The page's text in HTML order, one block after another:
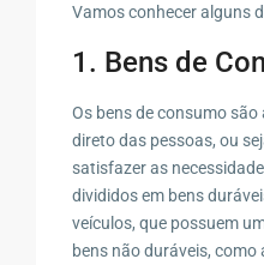
Vamos conhecer alguns
1. Bens de
Os bens de consumo
direto das pessoas, ou
satisfazer as
divididos em bens
veículos, que possuem
bens não duráveis,